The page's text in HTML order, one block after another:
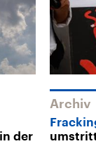
der
Archiv